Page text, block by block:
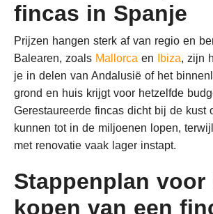
fincas in Spanje
Prijzen hangen sterk af van regio en
Balearen, zoals Mallorca en Ibiza, zijn
je in delen van Andalusië of het
grond en huis krijgt voor hetzelfde
Gerestaureerde fincas dicht bij de kust
kunnen tot in de miljoenen lopen,
met renovatie vaak lager instapt.
Stappenplan voor
kopen van een